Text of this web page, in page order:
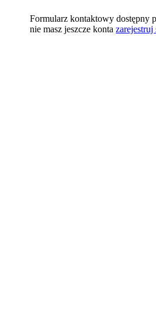
Formularz kontaktowy dostępny
nie masz jeszcze kontazarejestruj